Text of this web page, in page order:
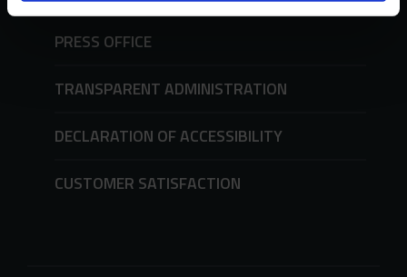
PRESS OFFICE
TRANSPARENT ADMINISTRATION
DECLARATION OF ACCESSIBILITY
CUSTOMER SATISFACTION